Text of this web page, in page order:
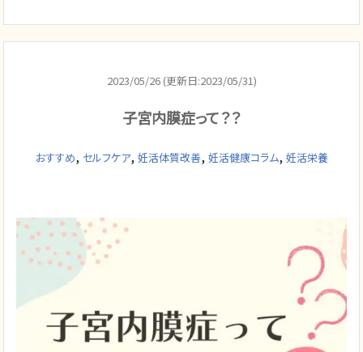
2023/05/26 (更新日:2023/05/31)
子宮内膜症って？？
おすすめ, セルフケア, 妊活体質改善, 妊活健康コラム, 妊活栄養